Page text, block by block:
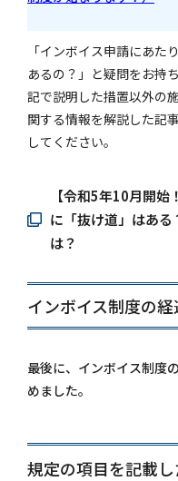
「インボイス申請にあた
あるの？」と疑問をお持
記で説明した措置以外の
関する情報を解説した記
してください。
【令和5年10月開
に「抜け道」はあ
は？
インボイス制度の
最後に、インボイス制度
めました。
規定の項目を記載